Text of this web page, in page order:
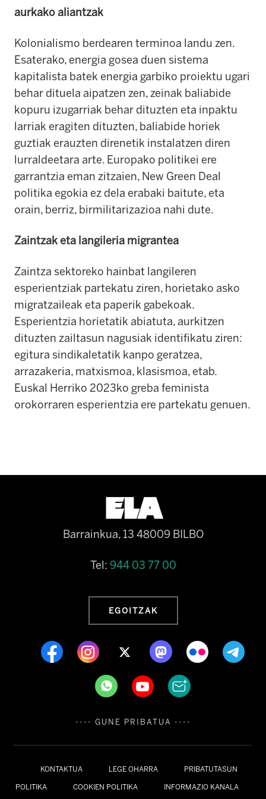
aurkako aliantzak
Kolonialismo berdearen terminoa landu zen.
Esaterako, energia gosea duen sistema
kapitalista batek energia garbiko proiektu ugari
behar dituela aipatzen zen, zeinak baliabide
kopuru izugarriak behar dituzten eta inpaktu
larriak eragiten dituzten, baliabide horiek
guztiak erauzten direnetik instalatzen diren
lurraldeetara arte. Europako politikei ere
garrantzia eman zitzaien, New Green Deal
politika egokia ez dela erabaki baitute, eta
orain, berriz, birmilitarizazioa nahi dute.
Zaintzak eta langileria migrantea
Zaintza sektoreko hainbat langileren
esperientziak partekatu ziren, horietako asko
migratzaileak eta paperik gabekoak.
Esperientzia horietatik abiatuta, aurkitzen
dituzten zailtasun nagusiak identifikatu ziren:
egitura sindikaletatik kanpo geratzea,
arrazakeria, matxismoa, klasismoa, etab.
Euskal Herriko 2023ko greba feminista
orokorraren esperientzia ere partekatu genuen.
KONTAKTUA LEGE OHARRA PRIBATUTASUN
POLITIKA COOKIEN POLITIKA INFORMAZIO KANALA
Barrainkua, 13 48009 BILBO
Tel: 944 03 77 00
EGOITZAK
---- GUNE PRIBATUA ----